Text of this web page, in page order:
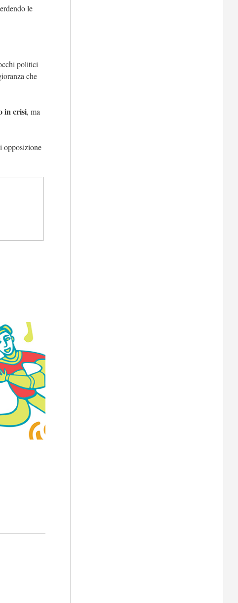
le
politici
che
in crisi, ma
opposizione